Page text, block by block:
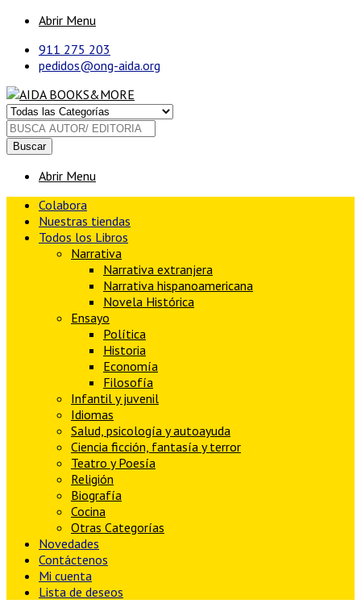
Abrir Menu
911 275 203
pedidos@ong-aida.org
Buscar
Abrir Menu
Colabora
Nuestras tiendas
Todos los Libros
Narrativa
Narrativa extranjera
Narrativa hispanoamericana
Novela Histórica
Ensayo
Política
Historia
Economía
Filosofía
Infantil y juvenil
Idiomas
Salud, psicología y autoayuda
Ciencia ficción, fantasía y terror
Teatro y Poesía
Religión
Biografía
Cocina
Otras Categorías
Novedades
Contáctenos
Mi cuenta
Lista de deseos